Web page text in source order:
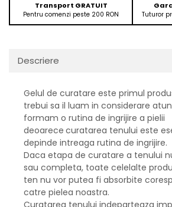
Transport GRATUIT
Pentru comenzi peste 200 RON Tuturor
Descriere
Gelul de curatare este primul
trebui sa il luam in considerare
formam o rutina de ingrijire a pielii
deoarece curatarea tenului este
depinde intreaga rutina de ingrijire.
Daca etapa de curatare a tenului
sau completa, toate celelalte
ten nu vor putea fi absorbite
catre pielea noastra.
Curatarea tenului indeparteaza